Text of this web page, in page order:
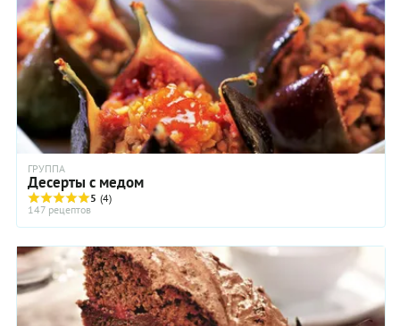
ГРУППА
Десерты с медом
5 (4)
147 рецептов